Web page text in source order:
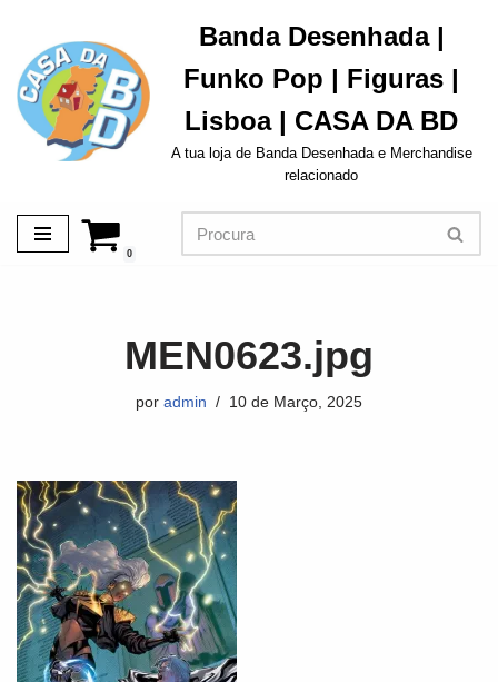
Avançar
para
o
conteúdo
Banda Desenhada |
Funko Pop | Figuras |
Lisboa | CASA DA BD
A tua loja de Banda Desenhada e Merchandise
relacionado
0
MEN0623.jpg
por admin 10 de Março, 2025